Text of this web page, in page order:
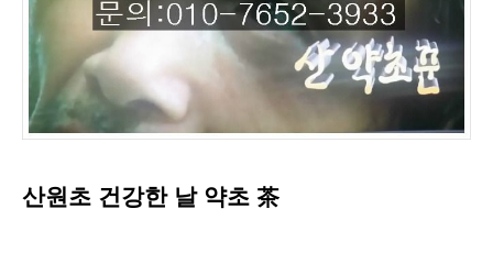
산원초 건강한 날 약초 茶